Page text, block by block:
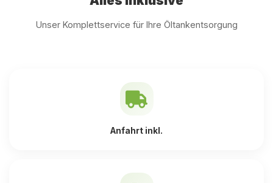
Unser Komplettservice für Ihre Öltankentsorgung
Anfahrt inkl.